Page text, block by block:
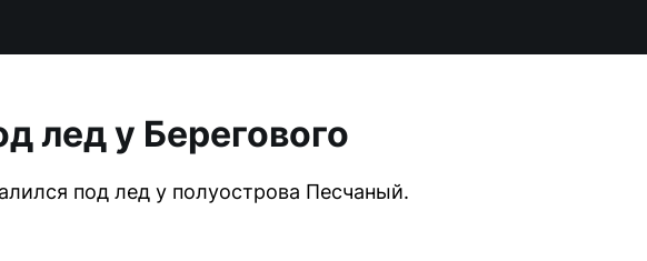
лед у Берегового
под лед у полуострова Песчаный.